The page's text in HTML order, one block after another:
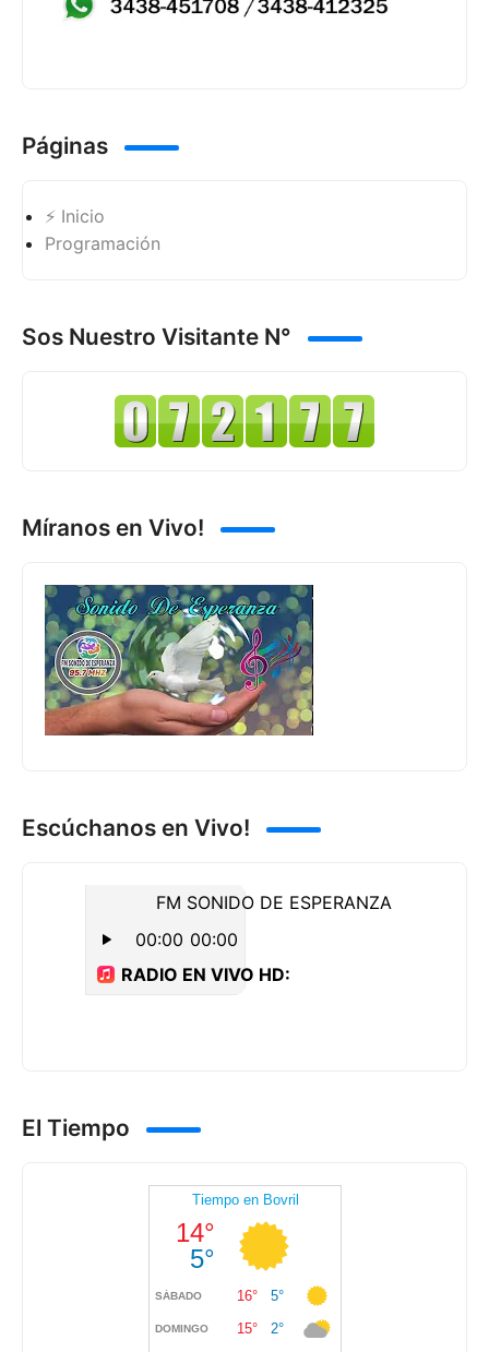
Páginas
⚡ Inicio
Programación
Sos Nuestro Visitante N°
Míranos en Vivo!
Escúchanos en Vivo!
El Tiempo